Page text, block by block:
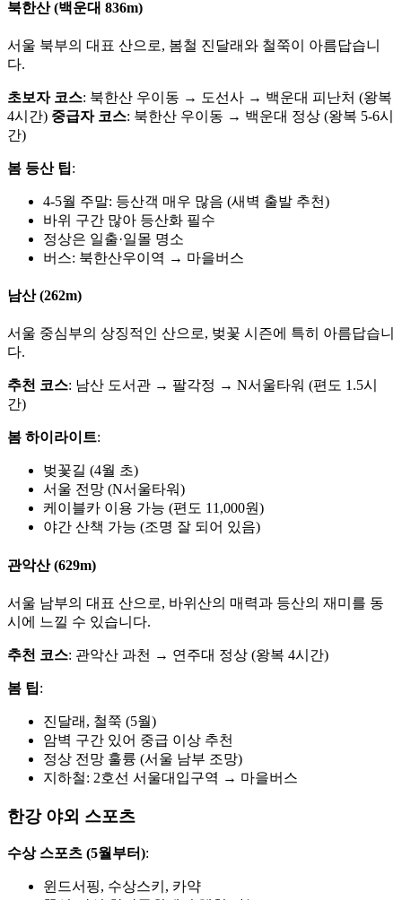
북한산 (백운대 836m)
서울 북부의 대표 산으로, 봄철 진달래와 철쭉이 아름답습니
다.
초보자 코스: 북한산 우이동 → 도선사 → 백운대 피난처 (왕복
4시간) 중급자 코스: 북한산 우이동 → 백운대 정상 (왕복 5-6시
간)
봄 등산 팁:
4-5월 주말: 등산객 매우 많음 (새벽 출발 추천)
바위 구간 많아 등산화 필수
정상은 일출·일몰 명소
버스: 북한산우이역 → 마을버스
남산 (262m)
서울 중심부의 상징적인 산으로, 벚꽃 시즌에 특히 아름답습니
다.
추천 코스: 남산 도서관 → 팔각정 → N서울타워 (편도 1.5시
간)
봄 하이라이트:
벚꽃길 (4월 초)
서울 전망 (N서울타워)
케이블카 이용 가능 (편도 11,000원)
야간 산책 가능 (조명 잘 되어 있음)
관악산 (629m)
서울 남부의 대표 산으로, 바위산의 매력과 등산의 재미를 동
시에 느낄 수 있습니다.
추천 코스: 관악산 과천 → 연주대 정상 (왕복 4시간)
봄 팁:
진달래, 철쭉 (5월)
암벽 구간 있어 중급 이상 추천
정상 전망 훌륭 (서울 남부 조망)
지하철: 2호선 서울대입구역 → 마을버스
한강 야외 스포츠
수상 스포츠 (5월부터):
윈드서핑, 수상스키, 카약